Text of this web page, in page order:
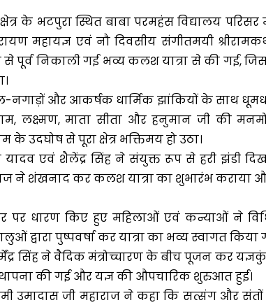
के भटपुरा स्थित बाबा परमहंस विद्यालय
महायज्ञ एवं नौ दिवसीय संगीतमयी
निकाली गई भव्य कलश यात्रा से की गई, जिसमें
नगाड़ों और आकर्षक धार्मिक झांकियों के साथ
लक्ष्मण, माता सीता और हनुमान जी की
के उदघोष से पूरा क्षेत्र भक्तिमय हो उठा।
यादव एवं शैलेंद्र सिंह ने संयुक्त रूप से हरी झंडी
ने शंखनाद कर कलश यात्रा का शुभारंभ कराया और
पर धारण किए हुए महिलाओं एवं कन्याओं ने
द्वारा पुष्पवर्षा कर यात्रा का भव्य स्वागत किया
सिंह ने वैदिक मंत्रोच्चारण के बीच पूजन कर
की गई और यज्ञ की औपचारिक शुरुआत हुई।
उमादास जी महाराज ने कहा कि सत्संग और